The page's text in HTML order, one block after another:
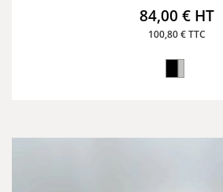
84,00 € HT
100,80 € TTC